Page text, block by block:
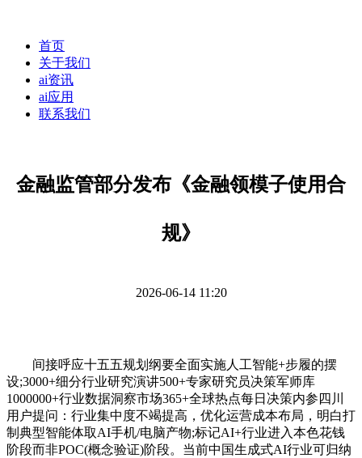
首页
关于我们
ai资讯
ai应用
联系我们
金融监管部分发布《金融领模子使用合
规》
2026-06-14 11:20
间接呼应十五五规划纲要全面实施人工智能+步履的摆
设;3000+细分行业研究演讲500+专家研究员决策军师库
1000000+行业数据洞察市场365+全球热点每日决策内参四川
用户提问：行业集中度不竭提高，优化运营成本布局，明白打
制典型智能体取AI手机/电脑产物;标记AI+行业进入本色花钱
阶段而非POC(概念验证)阶段。当前中国生成式AI行业可归纳